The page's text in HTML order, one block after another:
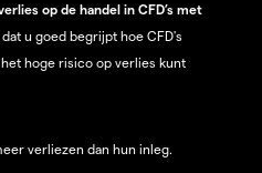
op de handel in CFD’s met
u goed begrijpt hoe CFD's
hoge risico op verlies kunt
verliezen dan hun inleg.